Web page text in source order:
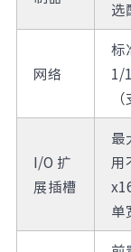
选
网络
标
1/
I/O 扩
展插槽
最
用
单